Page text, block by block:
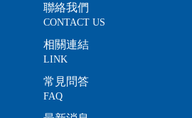
聯絡我們
CONTACT US
相關連結
LINK
常見問答
FAQ